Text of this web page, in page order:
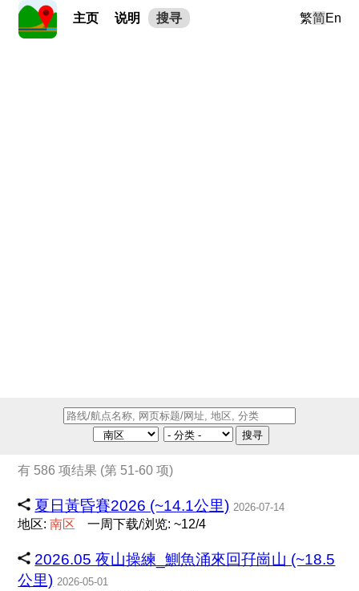
主页 说明 搜寻 繁简En
搜寻
有 586 项结果 (第 51-60 项)
夏日黃昏賽2026 (~14.1公里) 2026-07-14
地区:南区 一周下载/浏览: ~12/4
2026.05 夜山操練_鰂魚涌來回孖崗山 (~18.5
公里) 2026-05-01